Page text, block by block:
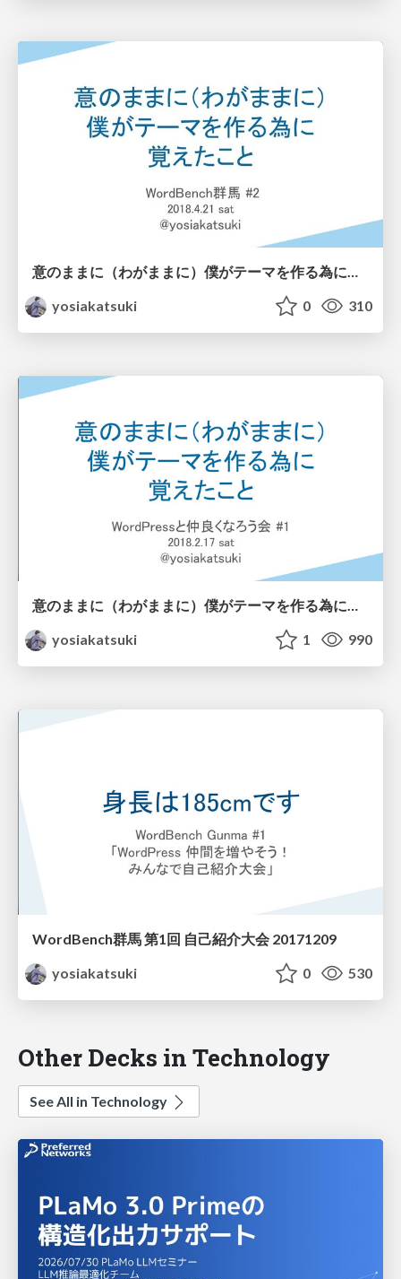
yosiakatsuki
0 310
意のままに（わがままに）僕がテーマを作る為に覚えたこと
yosiakatsuki
1 990
WordBench群馬 第1回 自己紹介大会 20171209
yosiakatsuki
0 530
Other Decks in Technology
See All in Technology